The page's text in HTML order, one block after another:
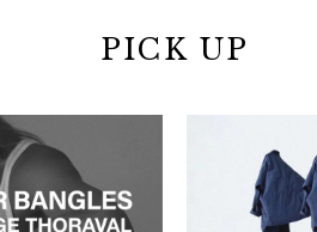
PICK UP